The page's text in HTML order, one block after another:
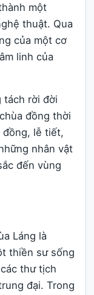
một
thuật. Qua
của một cơ
linh của
tách rời đời
đồng thời
đồng, lễ tiết,
nhân vật
đến vùng
Láng là
thiền sư sống
thư tịch
đại. Trong